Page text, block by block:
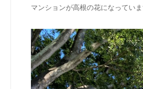
マンションが高根の花になってい